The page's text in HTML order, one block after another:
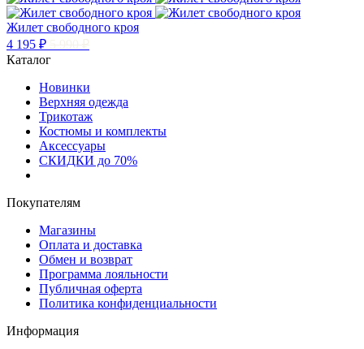
Жилет свободного кроя
4 195 ₽
Каталог
Новинки
Верхняя одежда
Трикотаж
Костюмы и комплекты
Аксессуары
СКИДКИ до 70%
Покупателям
Магазины
Оплата и доставка
Обмен и возврат
Программа лояльности
Публичная оферта
Политика конфиденциальности
Информация